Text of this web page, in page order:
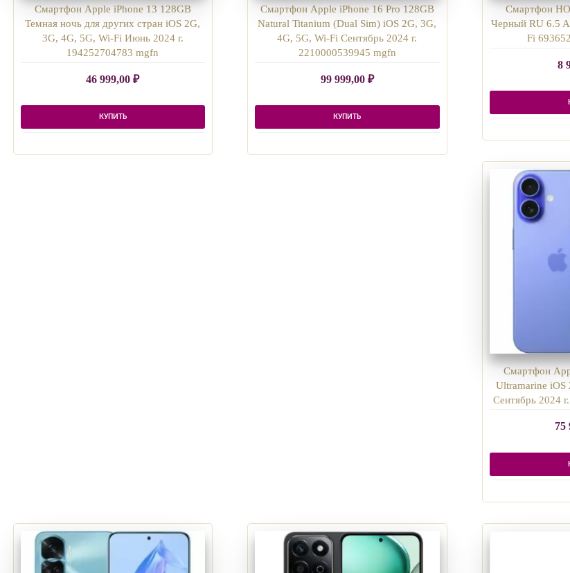
Смартфон Apple iPhone 13 128GB
Темная ночь для других стран iOS 2G,
3G, 4G, 5G, Wi-Fi Июнь 2024 г.
194252704783 mgfn
46 999,00₽
КУПИТЬ
Смартфон Apple iPhone 16 Pro 128GB
Natural Titanium (Dual Sim) iOS 2G, 3G,
4G, 5G, Wi-Fi Сентябрь 2024 г.
2210000539945 mgfn
99 999,00 ₽
КУПИТЬ
Смартфон
Черный RU 6.5
Fi
8
Смартфон
Ultramarine iOS
Сентябрь 2024
75